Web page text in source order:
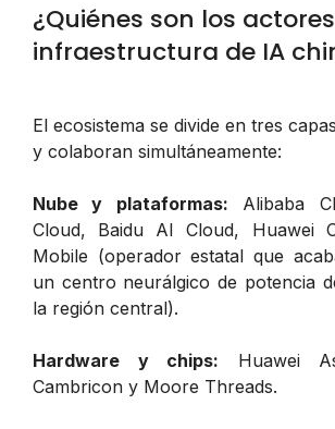
¿Quiénes son los
infraestructura de IA
El ecosistema se divide en tres
y colaboran simultáneamente:
Nube y plataformas: Alibaba
Cloud, Baidu AI Cloud, Huawei
Mobile (operador estatal que
un centro neurálgico de potencia
la región central).
Hardware y chips: Huawei
Cambricon y Moore Threads.